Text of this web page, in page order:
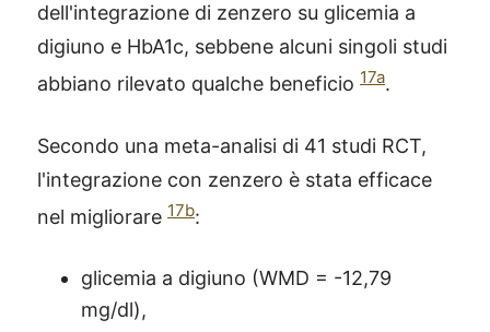
dell'integrazione di zenzero su glicemia a
digiuno e HbA1c, sebbene alcuni singoli studi
abbiano rilevato qualche beneficio 17a.
Secondo una meta-analisi di 41 studi RCT,
l'integrazione con zenzero è stata efficace
nel migliorare 17b:
glicemia a digiuno (WMD = -12,79
mg/dl),